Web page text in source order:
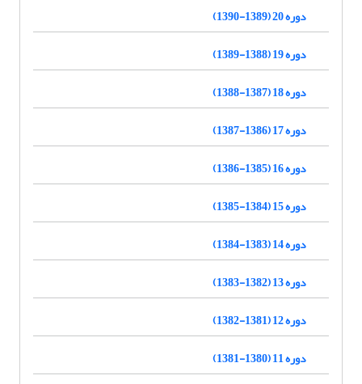
دوره 20 (1389-1390)
دوره 19 (1388-1389)
دوره 18 (1387-1388)
دوره 17 (1386-1387)
دوره 16 (1385-1386)
دوره 15 (1384-1385)
دوره 14 (1383-1384)
دوره 13 (1382-1383)
دوره 12 (1381-1382)
دوره 11 (1380-1381)